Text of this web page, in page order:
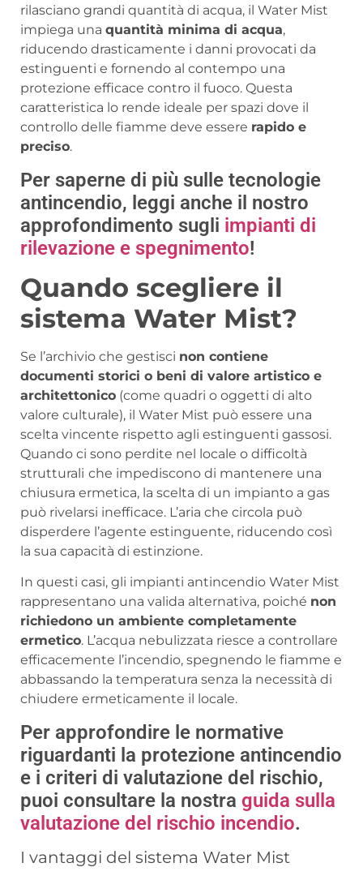
rilasciano grandi quantità di acqua, il Water Mist
impiega una quantità minima di acqua,
riducendo drasticamente i danni provocati da
estinguenti e fornendo al contempo una
protezione efficace contro il fuoco. Questa
caratteristica lo rende ideale per spazi dove il
controllo delle fiamme deve essere rapido e
preciso.
Per saperne di più sulle tecnologie
antincendio, leggi anche il nostro
approfondimento sugli impianti di
rilevazione e spegnimento!
Quando scegliere il
sistema Water Mist?
Se l’archivio che gestisci non contiene
documenti storici o beni di valore artistico e
architettonico (come quadri o oggetti di alto
valore culturale), il Water Mist può essere una
scelta vincente rispetto agli estinguenti gassosi.
Quando ci sono perdite nel locale o difficoltà
strutturali che impediscono di mantenere una
chiusura ermetica, la scelta di un impianto a gas
può rivelarsi inefficace. L’aria che circola può
disperdere l’agente estinguente, riducendo così
la sua capacità di estinzione.
In questi casi, gli impianti antincendio Water Mist
rappresentano una valida alternativa, poiché non
richiedono un ambiente completamente
ermetico. L’acqua nebulizzata riesce a controllare
efficacemente l’incendio, spegnendo le fiamme e
abbassando la temperatura senza la necessità di
chiudere ermeticamente il locale.
Per approfondire le normative
riguardanti la protezione antincendio
e i criteri di valutazione del rischio,
puoi consultare la nostra guida sulla
valutazione del rischio incendio.
I vantaggi del sistema Water Mist